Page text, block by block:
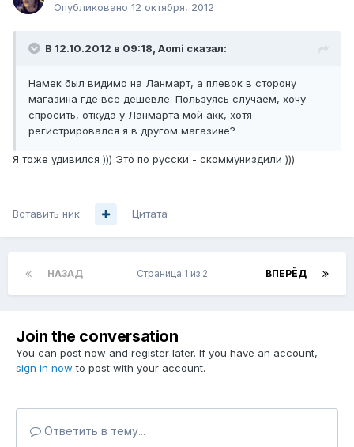
Опубликовано 12 октября, 2012
В 12.10.2012 в 09:18, Aomi сказал:
Намек был видимо на Ланмарт, а плевок в сторону
магазина где все дешевле. Пользуясь случаем, хочу
спросить, откуда у Ланмарта мой акк, хотя
регистрировался я в другом магазине?
Я тоже удивился ))) Это по русски - скоммуниздили )))
Вставить ник Цитата
НАЗАД ВПЕРЁД
Страница 1 из 2
Join the conversation
You can post now and register later. If you have an account,
sign in now to post with your account.
Ответить в тему...